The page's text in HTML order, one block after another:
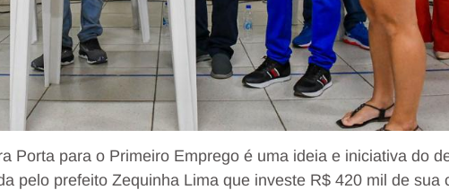
Porta para o Primeiro Emprego é uma ideia e iniciativa do
pelo prefeito Zequinha Lima que investe R$ 420 mil de sua